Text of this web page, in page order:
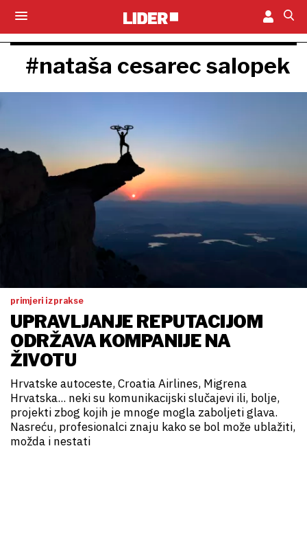
#nataša cesarec salopek
primjeri iz prakse
UPRAVLJANJE REPUTACIJOM
ODRŽAVA KOMPANIJE NA
ŽIVOTU
Hrvatske autoceste, Croatia Airlines, Migrena
Hrvatska... neki su komunikacijski slučajevi ili, bolje,
projekti zbog kojih je mnoge mogla zaboljeti glava.
Nasreću, profesionalci znaju kako se bol može ublažiti,
možda i nestati